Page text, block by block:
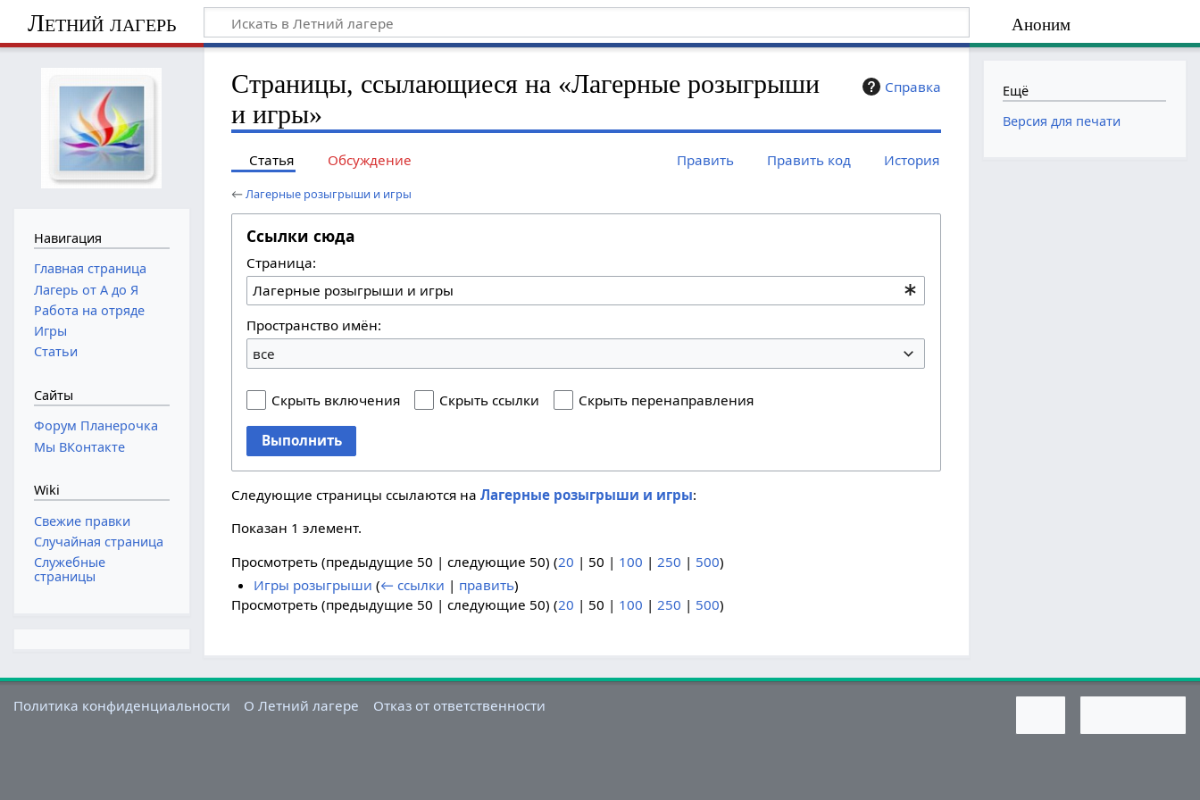
Аноним
Летний лагерь
Справка
Страницы, ссылающиеся на «Лагерные розыгрыши
и игры»
Статья Обсуждение Править Править код История
←Лагерные розыгрыши и игры
Ссылки сюда
Страница:
Пространство имён:
все
Скрыть включения Скрыть ссылки Скрыть перенаправления
Выполнить
Следующие страницы ссылаются наЛагерные розыгрыши и игры:
Показан 1 элемент.
Просмотреть (предыдущие 50 |следующие 50) (20 | 50 | 100 | 250 | 500)
Игры розыгрыши (← ссылки | править)
Просмотреть (предыдущие 50 |следующие 50) (20 | 50 | 100 |250 | 500)
Навигация
Главная страница
Лагерь от А до Я
Работа на отряде
Игры
Статьи
Сайты
Форум Планерочка
Мы ВКонтакте
Wiki
Свежие правки
Случайная страница
Служебные
страницы
Ещё
Версия для печати
Политика конфиденциальности О Летний лагере Отказ от ответственности